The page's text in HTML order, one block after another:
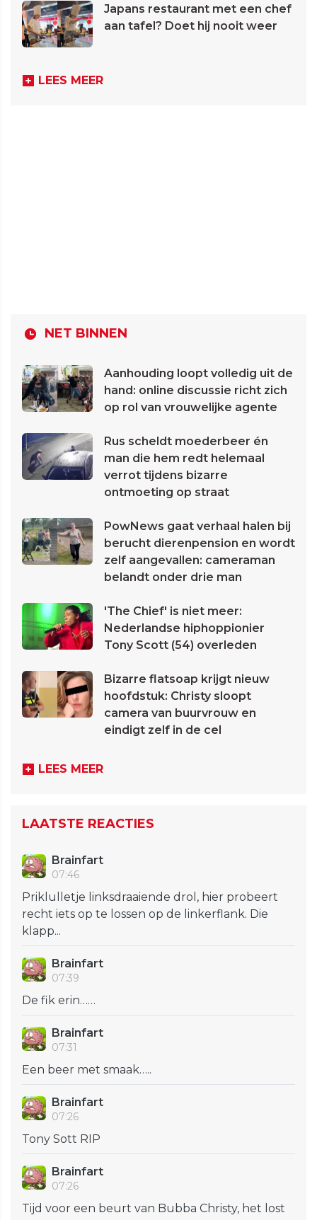
Japans restaurant met een chef
aan tafel? Doet hij nooit weer
LEES MEER
NET BINNEN
Aanhouding loopt volledig uit de
hand: online discussie richt zich
op rol van vrouwelijke agente
Rus scheldt moederbeer én
man die hem redt helemaal
verrot tijdens bizarre
ontmoeting op straat
PowNews gaat verhaal halen bij
berucht dierenpension en wordt
zelf aangevallen: cameraman
belandt onder drie man
'The Chief' is niet meer:
Nederlandse hiphoppionier
Tony Scott (54) overleden
Bizarre flatsoap krijgt nieuw
hoofdstuk: Christy sloopt
camera van buurvrouw en
eindigt zelf in de cel
LEES MEER
LAATSTE REACTIES
Brainfart
07:46
Priklulletje linksdraaiende drol, hier probeert
recht iets op te lossen op de linkerflank. Die
klapp...
Brainfart
07:39
De fik erin……
Brainfart
07:31
Een beer met smaak…..
Brainfart
07:26
Tony Sott RIP
Brainfart
07:26
Tijd voor een beurt van Bubba Christy, het lost